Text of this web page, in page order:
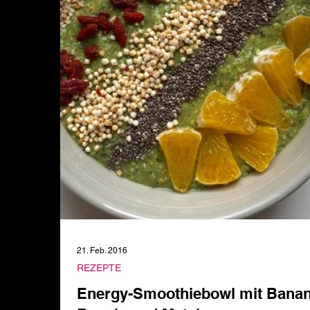
Energy-Smoothiebowl mit
REZEPTE
21. Feb. 2016